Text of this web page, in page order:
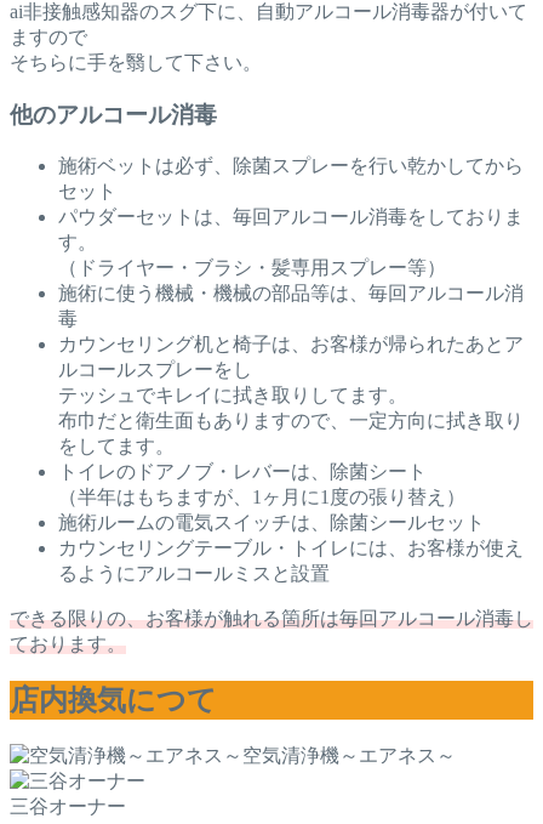
ai非接触感知器のスグ下に、自動アルコール消毒器が付いて
ますので
そちらに手を翳して下さい。
他のアルコール消毒
施術ベットは必ず、除菌スプレーを行い乾かしてから
セット
パウダーセットは、毎回アルコール消毒をしておりま
す。
（ドライヤー・ブラシ・髪専用スプレー等）
施術に使う機械・機械の部品等は、毎回アルコール消
毒
カウンセリング机と椅子は、お客様が帰られたあとア
ルコールスプレーをし
テッシュでキレイに拭き取りしてます。
布巾だと衛生面もありますので、一定方向に拭き取り
をしてます。
トイレのドアノブ・レバーは、除菌シート
（半年はもちますが、1ヶ月に1度の張り替え）
施術ルームの電気スイッチは、除菌シールセット
カウンセリングテーブル・トイレには、お客様が使え
るようにアルコールミスと設置
できる限りの、お客様が触れる箇所は毎回アルコール消毒し
ております。
店内換気につて
空気清浄機～エアネス～
三谷オーナー